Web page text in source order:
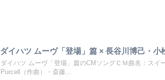
ダイハツ ムーヴ「登場」篇 × 長谷川博己・小
ダイハツ ムーヴ「登場」篇のCMソングＣＭ曲名：スイ
Purcell（作曲）・斎藤...